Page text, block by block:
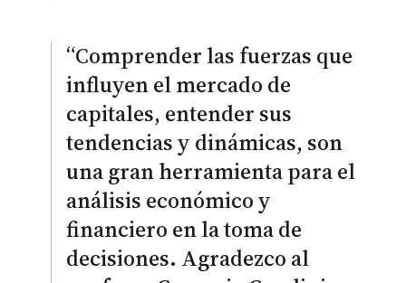
“Comprender las fuerzas que
influyen el mercado de
capitales, entender sus
tendencias y dinámicas, son
una gran herramienta para el
análisis económico y
financiero en la toma de
decisiones. Agradezco al